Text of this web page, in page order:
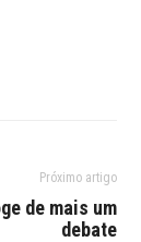
Próximo artigo
de mais um
debate